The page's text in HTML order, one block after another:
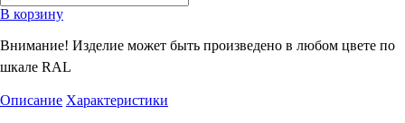
В корзину
Внимание! Изделие может быть произведено в любом цвете по
шкале RAL
Описание Характеристики